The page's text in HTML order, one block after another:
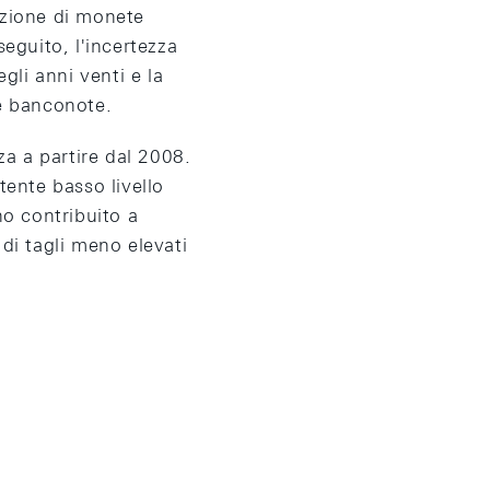
di monete
l'incertezza
anni venti e la
banconote.
a partire dal 2008.
basso livello
contribuito a
tagli meno elevati